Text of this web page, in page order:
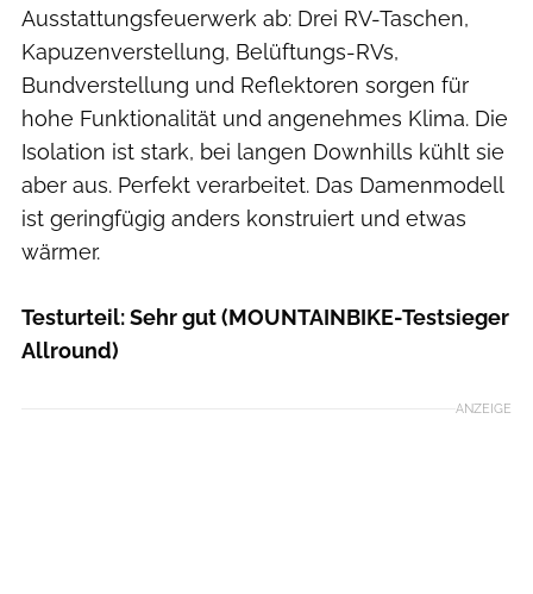
Ausstattungsfeuerwerk ab: Drei RV-Taschen,
Kapuzenverstellung, Belüftungs-RVs,
Bundverstellung und Reflektoren sorgen für
hohe Funktionalität und angenehmes Klima. Die
Isolation ist stark, bei langen Downhills kühlt sie
aber aus. Perfekt verarbeitet. Das Damenmodell
ist geringfügig anders konstruiert und etwas
wärmer.
Testurteil: Sehr gut (MOUNTAINBIKE-Testsieger
Allround)
ANZEIGE